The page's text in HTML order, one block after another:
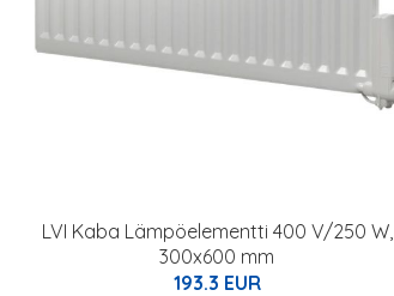
LVI Kaba Lämpöelementti 400 V/250 W,
300x600 mm
193.3 EUR